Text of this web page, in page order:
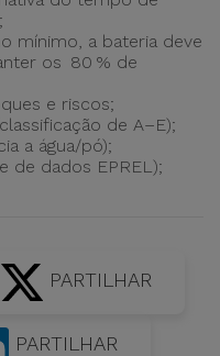
mínimo, a bateria deve
os 80 % de
e riscos;
de A–E);
a água/pó);
de dados EPREL);
PARTILHAR
PARTILHAR